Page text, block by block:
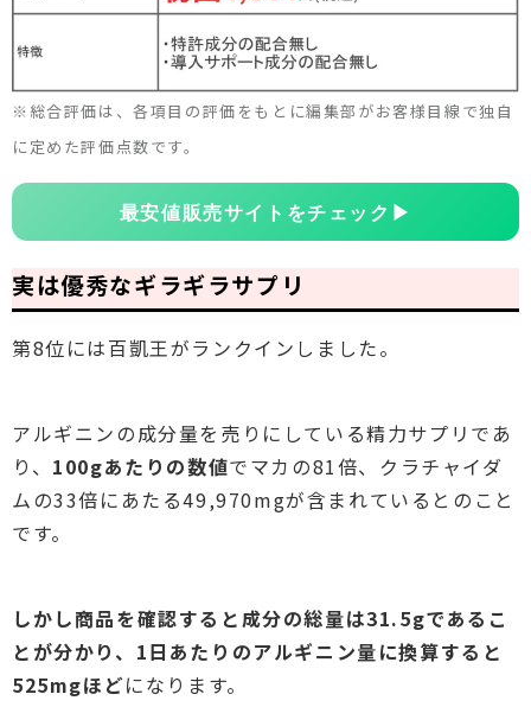
※総合評価は、各項目の評価をもとに編集部がお客様目線で独自
に定めた評価点数です。
最安値販売サイトをチェック ▶
実は優秀なギラギラサプリ
第8位には百凱王がランクインしました。
アルギニンの成分量を売りにしている精力サプリであ
り、 100gあたりの数値でマカの81倍、クラチャイダ
ムの33倍にあたる49,970mgが含まれているとのこと
です。
しかし商品を確認すると成分の総量は31.5gであるこ
とが分かり、1日あたりのアルギニン量に換算すると
525mgほどになります。